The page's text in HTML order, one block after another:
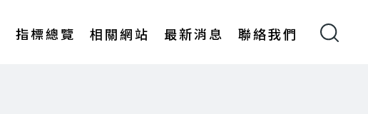
指標總覽 相關網站 最新消息 聯絡我們